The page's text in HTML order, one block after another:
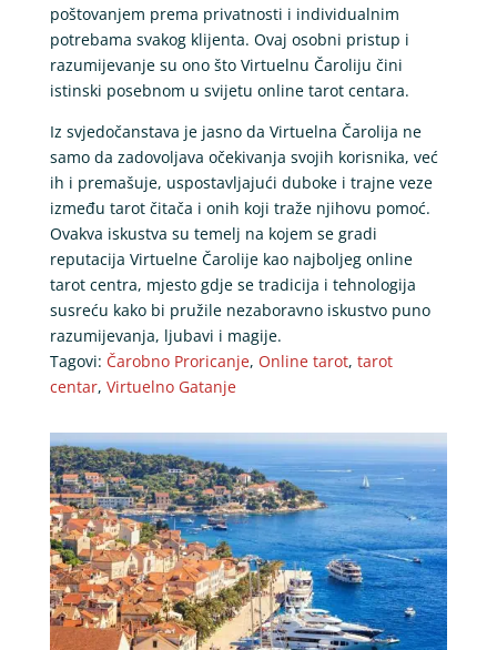
poštovanjem prema privatnosti i individualnim
potrebama svakog klijenta. Ovaj osobni pristup i
razumijevanje su ono što Virtuelnu Čaroliju čini
istinski posebnom u svijetu online tarot centara.
Iz svjedočanstava je jasno da Virtuelna Čarolija ne
samo da zadovoljava očekivanja svojih korisnika, već
ih i premašuje, uspostavljajući duboke i trajne veze
između tarot čitača i onih koji traže njihovu pomoć.
Ovakva iskustva su temelj na kojem se gradi
reputacija Virtuelne Čarolije kao najboljeg online
tarot centra, mjesto gdje se tradicija i tehnologija
susreću kako bi pružile nezaboravno iskustvo puno
razumijevanja, ljubavi i magije.
Tagovi: Čarobno Proricanje, Online tarot, tarot
centar, Virtuelno Gatanje